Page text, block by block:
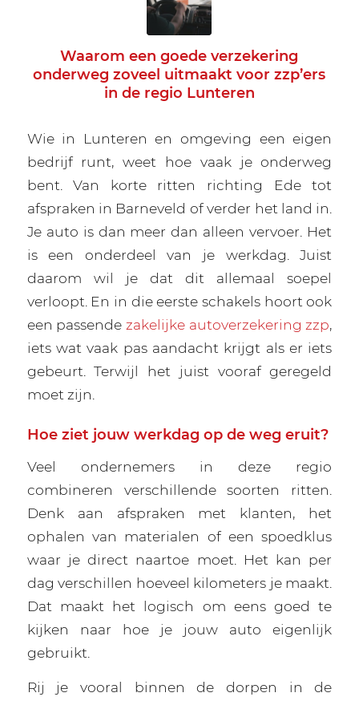
Waarom een goede verzekering
onderweg zoveel uitmaakt voor zzp’ers
in de regio Lunteren
Wie in Lunteren en omgeving een eigen
bedrijf runt, weet hoe vaak je onderweg
bent. Van korte ritten richting Ede tot
afspraken in Barneveld of verder het land in.
Je auto is dan meer dan alleen vervoer. Het
is een onderdeel van je werkdag. Juist
daarom wil je dat dit allemaal soepel
verloopt. En in die eerste schakels hoort ook
een passende zakelijke autoverzekering zzp,
iets wat vaak pas aandacht krijgt als er iets
gebeurt. Terwijl het juist vooraf geregeld
moet zijn.
Hoe ziet jouw werkdag op de weg eruit?
Veel ondernemers in deze regio
combineren verschillende soorten ritten.
Denk aan afspraken met klanten, het
ophalen van materialen of een spoedklus
waar je direct naartoe moet. Het kan per
dag verschillen hoeveel kilometers je maakt.
Dat maakt het logisch om eens goed te
kijken naar hoe je jouw auto eigenlijk
gebruikt.
Rij je vooral binnen de dorpen in de